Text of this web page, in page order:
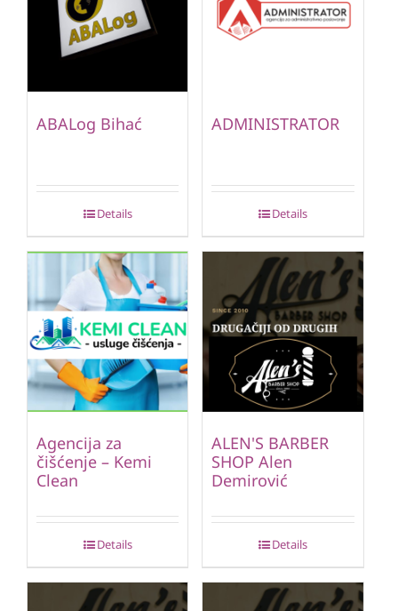
ABALog Bihać
Details
ADMINISTRATOR
Details
Agencija za
čišćenje – Kemi
Clean
Details
ALEN'S BARBER
SHOP Alen
Demirović
Details